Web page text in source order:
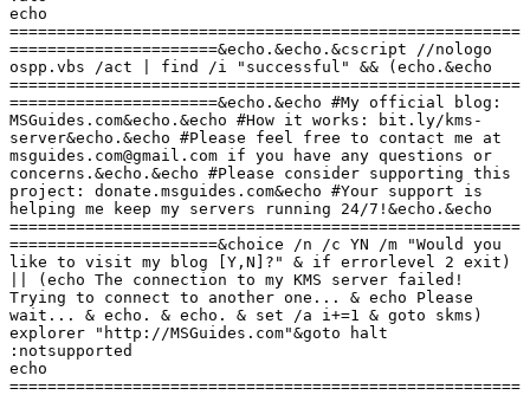
echo
======================================================
======================&echo.&echo.&cscript //nologo
ospp.vbs /act | find /i "successful" && (echo.&echo
======================================================
======================&echo.&echo #My official blog:
MSGuides.com&echo.&echo #How it works: bit.ly/kms-
server&echo.&echo #Please feel free to contact me at
msguides.com@gmail.com if you have any questions or
concerns.&echo.&echo #Please consider supporting this
project: donate.msguides.com&echo #Your support is
helping me keep my servers running 24/7!&echo.&echo
======================================================
======================&choice /n /c YN /m "Would you
like to visit my blog [Y,N]?" & if errorlevel 2 exit)
|| (echo The connection to my KMS server failed!
Trying to connect to another one... & echo Please
wait... & echo. & echo. & set /a i+=1 & goto skms)
explorer "http://MSGuides.com"&goto halt
:notsupported
echo
======================================================